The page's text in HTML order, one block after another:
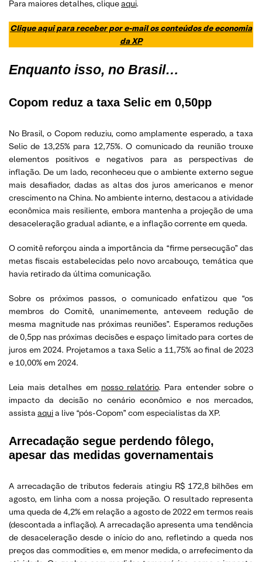
Para maiores detalhes, cliqueaqui.
Clique aqui para receber por e-mail os conteúdos de economia
da XP
Enquanto isso, no Brasil…
Copom reduz a taxa Selic em 0,50pp
No Brasil, o Copom reduziu, como amplamente esperado, a taxa
Selic de 13,25% para 12,75%. O comunicado da reunião trouxe
elementos positivos e negativos para as perspectivas de
inflação. De um lado, reconheceu que o ambiente externo segue
mais desafiador, dadas as altas dos juros americanos e menor
crescimento na China. No ambiente interno, destacou a atividade
econômica mais resiliente, embora mantenha a projeção de uma
desaceleração gradual adiante, e a inflação corrente em queda.
O comitê reforçou ainda a importância da “firme persecução” das
metas fiscais estabelecidas pelo novo arcabouço, temática que
havia retirado da última comunicação.
Sobre os próximos passos, o comunicado enfatizou que “os
membros do Comitê, unanimemente, anteveem redução de
mesma magnitude nas próximas reuniões”. Esperamos reduções
de 0,5pp nas próximas decisões e espaço limitado para cortes de
juros em 2024. Projetamos a taxa Selic a 11,75% ao final de 2023
e 10,00% em 2024.
Leia mais detalhes em nosso relatório. Para entender sobre o
impacto da decisão no cenário econômico e nos mercados,
assista aquia live “pós-Copom” com especialistas da XP.
Arrecadação segue perdendo fôlego,
apesar das medidas governamentais
A arrecadação de tributos federais atingiu R$ 172,8 bilhões em
agosto, em linha com a nossa projeção. O resultado representa
uma queda de 4,2% em relação a agosto de 2022 em termos reais
(descontada a inflação). A arrecadação apresenta uma tendência
de desaceleração desde o início do ano, refletindo a queda nos
preços das commodities e, em menor medida, o arrefecimento da